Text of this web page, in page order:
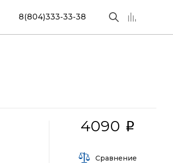
8(804)333-33-38
4090 i
Сравнение